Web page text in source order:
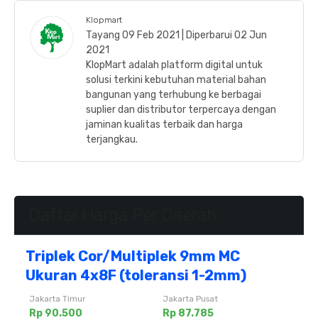
Klopmart
Tayang 09 Feb 2021 | Diperbarui 02 Jun
2021
KlopMart adalah platform digital untuk
solusi terkini kebutuhan material bahan
bangunan yang terhubung ke berbagai
suplier dan distributor terpercaya dengan
jaminan kualitas terbaik dan harga
terjangkau.
Triplek Cor/Multiplek 9mm MC
Ukuran 4x8F (toleransi 1-2mm)
Jakarta Timur
Rp 90.500
Jakarta Pusat
Rp 87.785